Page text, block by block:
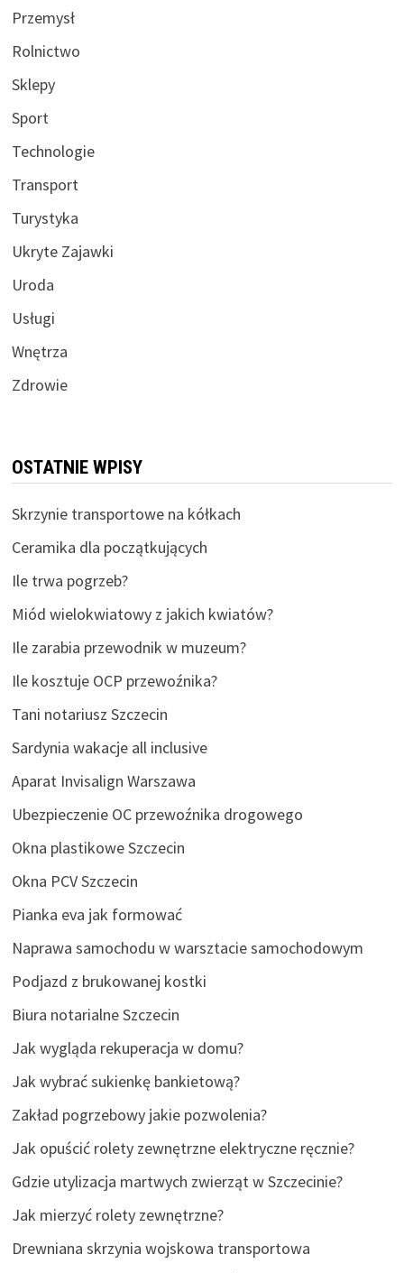
Przemysł
Rolnictwo
Sklepy
Sport
Technologie
Transport
Turystyka
Ukryte Zajawki
Uroda
Usługi
Wnętrza
Zdrowie
OSTATNIE WPISY
Skrzynie transportowe na kółkach
Ceramika dla początkujących
Ile trwa pogrzeb?
Miód wielokwiatowy z jakich kwiatów?
Ile zarabia przewodnik w muzeum?
Ile kosztuje OCP przewoźnika?
Tani notariusz Szczecin
Sardynia wakacje all inclusive
Aparat Invisalign Warszawa
Ubezpieczenie OC przewoźnika drogowego
Okna plastikowe Szczecin
Okna PCV Szczecin
Pianka eva jak formować
Naprawa samochodu w warsztacie samochodowym
Podjazd z brukowanej kostki
Biura notarialne Szczecin
Jak wygląda rekuperacja w domu?
Jak wybrać sukienkę bankietową?
Zakład pogrzebowy jakie pozwolenia?
Jak opuścić rolety zewnętrzne elektryczne ręcznie?
Gdzie utylizacja martwych zwierząt w Szczecinie?
Jak mierzyć rolety zewnętrzne?
Drewniana skrzynia wojskowa transportowa